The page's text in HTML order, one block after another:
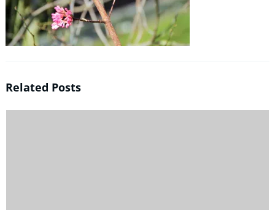
Related Posts